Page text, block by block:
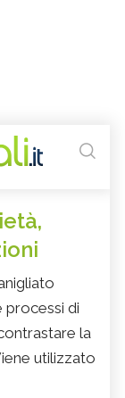
processi di
la
utilizzato